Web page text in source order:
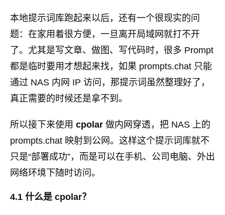
本地提示词库跑起来以后，还有一个很现实的问
题：在家用着很方便，一旦离开局域网就打不开
了。尤其是写文章、做图、写代码时，很多 Prompt
都是临时要用才想起来找，如果 prompts.chat 只能
通过 NAS 内网 IP 访问，那提示词虽然整理好了，
真正需要的时候还是拿不到。
所以接下来使用 cpolar 做内网穿透，把 NAS 上的
prompts.chat 映射到公网。这样这个提示词库就不
只是“部署成功”，而是可以在手机、公司电脑、外出
网络环境下随时访问。
4.1 什么是 cpolar？